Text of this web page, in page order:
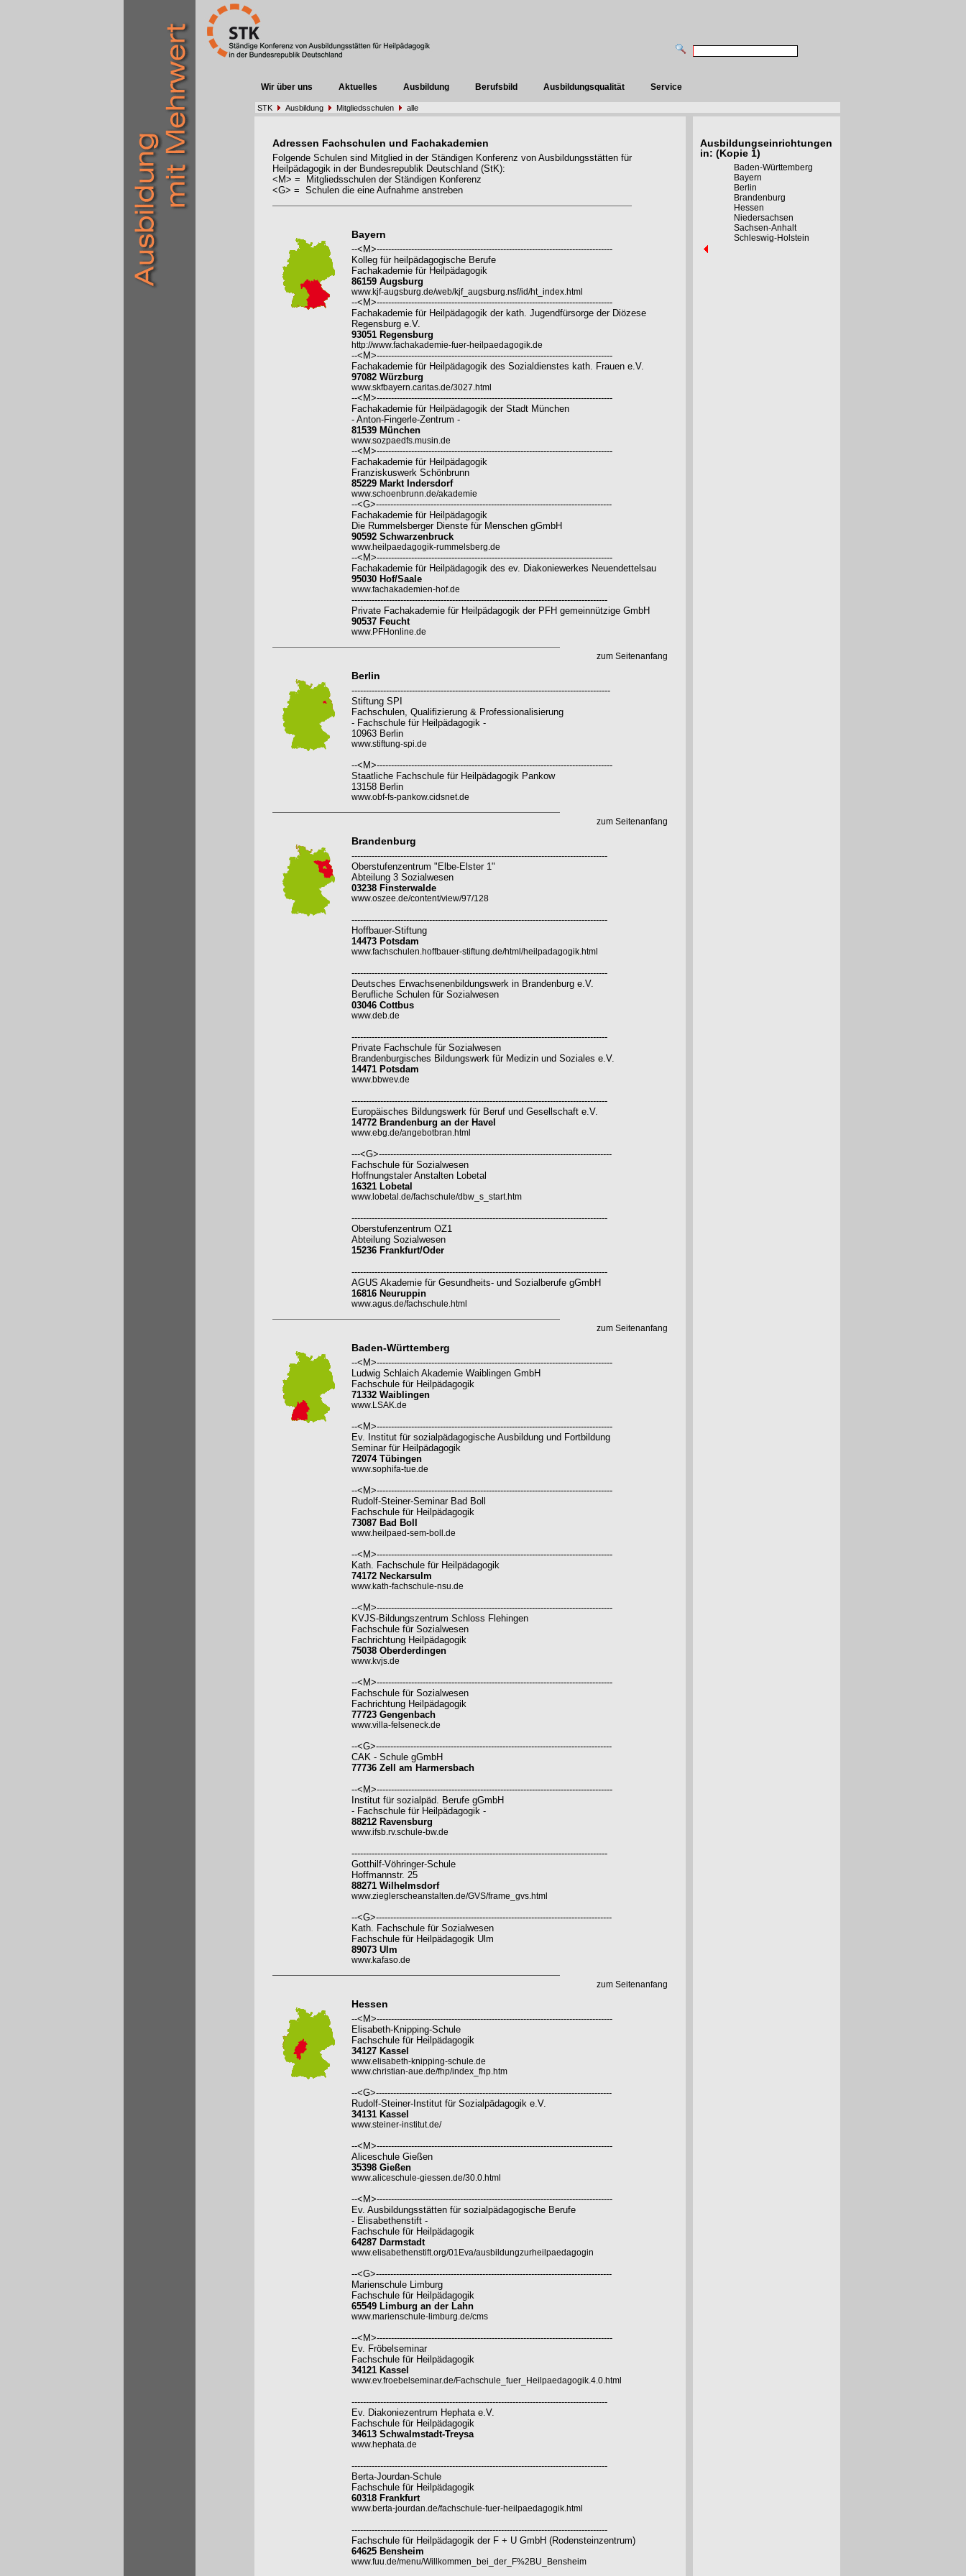
Wir über uns Aktuelles Ausbildung Berufsbild Ausbildungsqualität Service
STK Ausbildung Mitgliedsschulen alle
Adressen Fachschulen und Fachakademien
Folgende Schulen sind Mitglied in der Ständigen Konferenz von Ausbildungsstätten für
Heilpädagogik in der Bundesrepublik Deutschland (StK):
<M> = Mitgliedsschulen der Ständigen Konferenz
<G> = Schulen die eine Aufnahme anstreben
Bayern
--<M>----------------------------------------------------------------------------------
Kolleg für heilpädagogische Berufe
Fachakademie für Heilpädagogik
86159 Augsburg
www.kjf-augsburg.de/web/kjf_augsburg.nsf/id/ht_index.html
--<M>----------------------------------------------------------------------------------
Fachakademie für Heilpädagogik der kath. Jugendfürsorge der Diözese
Regensburg e.V.
93051 Regensburg
http://www.fachakademie-fuer-heilpaedagogik.de
--<M>----------------------------------------------------------------------------------
Fachakademie für Heilpädagogik des Sozialdienstes kath. Frauen e.V.
97082 Würzburg
www.skfbayern.caritas.de/3027.html
--<M>----------------------------------------------------------------------------------
Fachakademie für Heilpädagogik der Stadt München
- Anton-Fingerle-Zentrum -
81539 München
www.sozpaedfs.musin.de
--<M>----------------------------------------------------------------------------------
Fachakademie für Heilpädagogik
Franziskuswerk Schönbrunn
85229 Markt Indersdorf
www.schoenbrunn.de/akademie
--<G>----------------------------------------------------------------------------------
Fachakademie für Heilpädagogik
Die Rummelsberger Dienste für Menschen gGmbH
90592 Schwarzenbruck
www.heilpaedagogik-rummelsberg.de
--<M>----------------------------------------------------------------------------------
Fachakademie für Heilpädagogik des ev. Diakoniewerkes Neuendettelsau
95030 Hof/Saale
www.fachakademien-hof.de
-----------------------------------------------------------------------------------------
Private Fachakademie für Heilpädagogik der PFH gemeinnützige GmbH
90537 Feucht
www.PFHonline.de
zum Seitenanfang
Berlin
------------------------------------------------------------------------------------------
Stiftung SPI
Fachschulen, Qualifizierung & Professionalisierung
- Fachschule für Heilpädagogik -
10963 Berlin
www.stiftung-spi.de
--<M>----------------------------------------------------------------------------------
Staatliche Fachschule für Heilpädagogik Pankow
13158 Berlin
www.obf-fs-pankow.cidsnet.de
zum Seitenanfang
Brandenburg
-----------------------------------------------------------------------------------------
Oberstufenzentrum "Elbe-Elster 1"
Abteilung 3 Sozialwesen
03238 Finsterwalde
www.oszee.de/content/view/97/128
-----------------------------------------------------------------------------------------
Hoffbauer-Stiftung
14473 Potsdam
www.fachschulen.hoffbauer-stiftung.de/html/heilpadagogik.html
-----------------------------------------------------------------------------------------
Deutsches Erwachsenenbildungswerk in Brandenburg e.V.
Berufliche Schulen für Sozialwesen
03046 Cottbus
www.deb.de
-----------------------------------------------------------------------------------------
Private Fachschule für Sozialwesen
Brandenburgisches Bildungswerk für Medizin und Soziales e.V.
14471 Potsdam
www.bbwev.de
-----------------------------------------------------------------------------------------
Europäisches Bildungswerk für Beruf und Gesellschaft e.V.
14772 Brandenburg an der Havel
www.ebg.de/angebotbran.html
---<G>---------------------------------------------------------------------------------
Fachschule für Sozialwesen
Hoffnungstaler Anstalten Lobetal
16321 Lobetal
www.lobetal.de/fachschule/dbw_s_start.htm
-----------------------------------------------------------------------------------------
Oberstufenzentrum OZ1
Abteilung Sozialwesen
15236 Frankfurt/Oder
-----------------------------------------------------------------------------------------
AGUS Akademie für Gesundheits- und Sozialberufe gGmbH
16816 Neuruppin
www.agus.de/fachschule.html
zum Seitenanfang
Baden-Württemberg
--<M>----------------------------------------------------------------------------------
Ludwig Schlaich Akademie Waiblingen GmbH
Fachschule für Heilpädagogik
71332 Waiblingen
www.LSAK.de
--<M>----------------------------------------------------------------------------------
Ev. Institut für sozialpädagogische Ausbildung und Fortbildung
Seminar für Heilpädagogik
72074 Tübingen
www.sophifa-tue.de
--<M>----------------------------------------------------------------------------------
Rudolf-Steiner-Seminar Bad Boll
Fachschule für Heilpädagogik
73087 Bad Boll
www.heilpaed-sem-boll.de
--<M>----------------------------------------------------------------------------------
Kath. Fachschule für Heilpädagogik
74172 Neckarsulm
www.kath-fachschule-nsu.de
--<M>----------------------------------------------------------------------------------
KVJS-Bildungszentrum Schloss Flehingen
Fachschule für Sozialwesen
Fachrichtung Heilpädagogik
75038 Oberderdingen
www.kvjs.de
--<M>----------------------------------------------------------------------------------
Fachschule für Sozialwesen
Fachrichtung Heilpädagogik
77723 Gengenbach
www.villa-felseneck.de
--<G>----------------------------------------------------------------------------------
CAK - Schule gGmbH
77736 Zell am Harmersbach
--<M>----------------------------------------------------------------------------------
Institut für sozialpäd. Berufe gGmbH
- Fachschule für Heilpädagogik -
88212 Ravensburg
www.ifsb.rv.schule-bw.de
-----------------------------------------------------------------------------------------
Gotthilf-Vöhringer-Schule
Hoffmannstr. 25
88271 Wilhelmsdorf
www.zieglerscheanstalten.de/GVS/frame_gvs.html
--<G>----------------------------------------------------------------------------------
Kath. Fachschule für Sozialwesen
Fachschule für Heilpädagogik Ulm
89073 Ulm
www.kafaso.de
zum Seitenanfang
Hessen
--<M>----------------------------------------------------------------------------------
Elisabeth-Knipping-Schule
Fachschule für Heilpädagogik
34127 Kassel
www.elisabeth-knipping-schule.de
www.christian-aue.de/fhp/index_fhp.htm
--<G>----------------------------------------------------------------------------------
Rudolf-Steiner-Institut für Sozialpädagogik e.V.
34131 Kassel
www.steiner-institut.de/
--<M>----------------------------------------------------------------------------------
Aliceschule Gießen
35398 Gießen
www.aliceschule-giessen.de/30.0.html
--<M>----------------------------------------------------------------------------------
Ev. Ausbildungsstätten für sozialpädagogische Berufe
- Elisabethenstift -
Fachschule für Heilpädagogik
64287 Darmstadt
www.elisabethenstift.org/01Eva/ausbildungzurheilpaedagogin
--<G>----------------------------------------------------------------------------------
Marienschule Limburg
Fachschule für Heilpädagogik
65549 Limburg an der Lahn
www.marienschule-limburg.de/cms
--<M>----------------------------------------------------------------------------------
Ev. Fröbelseminar
Fachschule für Heilpädagogik
34121 Kassel
www.ev.froebelseminar.de/Fachschule_fuer_Heilpaedagogik.4.0.html
-----------------------------------------------------------------------------------------
Ev. Diakoniezentrum Hephata e.V.
Fachschule für Heilpädagogik
34613 Schwalmstadt-Treysa
www.hephata.de
-----------------------------------------------------------------------------------------
Berta-Jourdan-Schule
Fachschule für Heilpädagogik
60318 Frankfurt
www.berta-jourdan.de/fachschule-fuer-heilpaedagogik.html
-----------------------------------------------------------------------------------------
Fachschule für Heilpädagogik der F + U GmbH (Rodensteinzentrum)
64625 Bensheim
www.fuu.de/menu/Willkommen_bei_der_F%2BU_Bensheim
Ausbildungseinrichtungen
in: (Kopie 1)
Baden-Württemberg
Bayern
Berlin
Brandenburg
Hessen
Niedersachsen
Sachsen-Anhalt
Schleswig-Holstein